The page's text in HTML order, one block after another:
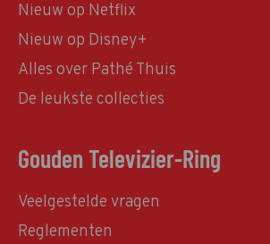
Nieuw op Netflix
Nieuw op Disney+
Alles over Pathé Thuis
De leukste collecties
Gouden Televizier-Ring
Veelgestelde vragen
Reglementen